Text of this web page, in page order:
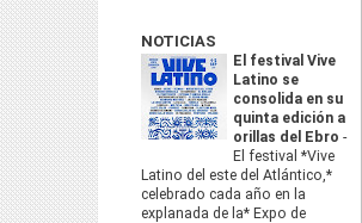
NOTICIAS
El festival Vive
Latino se
consolida en su
quinta edición a
orillas del Ebro -
El festival *Vive
Latino del este del Atlántico,*
celebrado cada año en la
explanada de la* Expo de